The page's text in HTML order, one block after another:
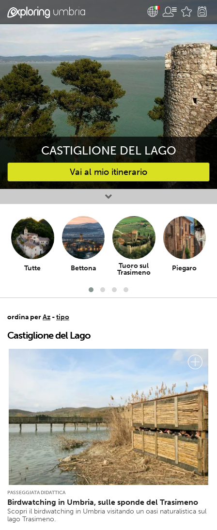
CASTIGLIONE DEL LAGO
Vai al mio itinerario
Attività preferite
Tutte Bettona
Tuoro sul
Trasimeno
Piegaro
ordina perAz -tipo
Castiglione del Lago
PASSEGGIATA DIDATTICA
Birdwatching in Umbria, sulle sponde del Trasimeno
Scopri il birdwatching in Umbria visitando un oasi naturalistica sul
lago Trasimeno.